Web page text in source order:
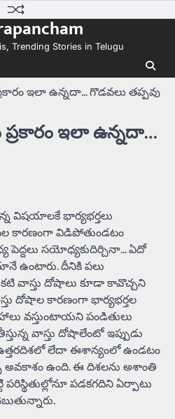
Trending Stories in Telugu
ఇలా ఉన్నదా… గొడవలు తప్పవు
ప్రకారం ఇలా ఉన్నదా…
విషయాలకే భార్యభర్తలు
కారణంగా విడిపోతుండటం
పెద్దలు సయోధ్యకుదిర్చినా… ఏదో
ఉంటారు. దీనికి పలు
వాస్తు దోషాలు కూడా కావొచ్చని
దోషాల కారణంగా భార్యభర్తల
వస్తుంటాయని పండితులు
వాస్తు దోషాలేంటో ఇప్పుడు
లేదా ఈశాన్యంలో ఉండటం
అవకాశం ఉంది. ఈ దిశలను అశాంతి
పడకగదిని ఏర్పాటు